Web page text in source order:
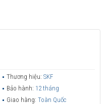
Thương hiệu: SKF
Bảo hành: 12 tháng
Giao hàng: Toàn Quốc